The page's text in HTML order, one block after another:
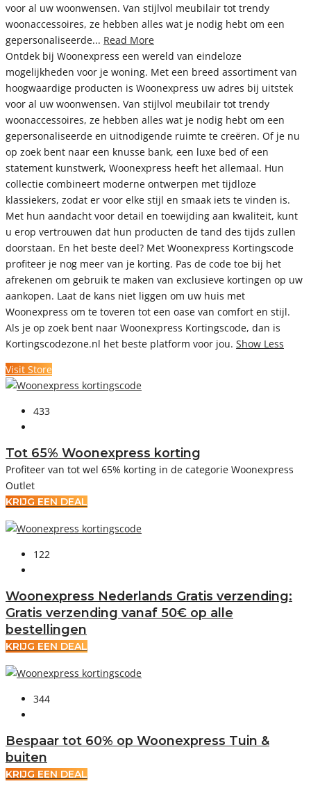
voor al uw woonwensen. Van stijlvol meubilair tot trendy
woonaccessoires, ze hebben alles wat je nodig hebt om een
gepersonaliseerde... Read More
Ontdek bij Woonexpress een wereld van eindeloze
mogelijkheden voor je woning. Met een breed assortiment van
hoogwaardige producten is Woonexpress uw adres bij uitstek
voor al uw woonwensen. Van stijlvol meubilair tot trendy
woonaccessoires, ze hebben alles wat je nodig hebt om een
gepersonaliseerde en uitnodigende ruimte te creëren. Of je nu
op zoek bent naar een knusse bank, een luxe bed of een
statement kunstwerk, Woonexpress heeft het allemaal. Hun
collectie combineert moderne ontwerpen met tijdloze
klassiekers, zodat er voor elke stijl en smaak iets te vinden is.
Met hun aandacht voor detail en toewijding aan kwaliteit, kunt
u erop vertrouwen dat hun producten de tand des tijds zullen
doorstaan. En het beste deel? Met Woonexpress Kortingscode
profiteer je nog meer van je korting. Pas de code toe bij het
afrekenen om gebruik te maken van exclusieve kortingen op uw
aankopen. Laat de kans niet liggen om uw huis met
Woonexpress om te toveren tot een oase van comfort en stijl.
Als je op zoek bent naar Woonexpress Kortingscode, dan is
Kortingscodezone.nl het beste platform voor jou. Show Less
Visit Store
433
Tot 65% Woonexpress korting
Profiteer van tot wel 65% korting in de categorie Woonexpress
Outlet
KRIJG EEN DEAL
122
Woonexpress Nederlands Gratis verzending:
Gratis verzending vanaf 50€ op alle
bestellingen
KRIJG EEN DEAL
344
Bespaar tot 60% op Woonexpress Tuin &
buiten
KRIJG EEN DEAL